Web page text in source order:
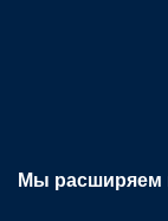
Мы расширяем